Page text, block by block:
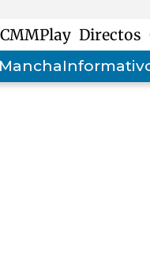
CMMPlay Directos